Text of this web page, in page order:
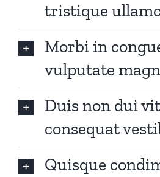
tristique
Morbi in
vulputate
Duis non dui
consequat
Quisque